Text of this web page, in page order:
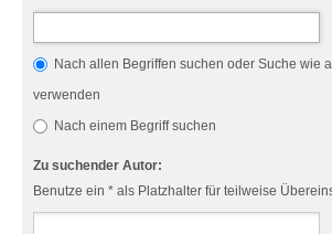
Nach allen Begriffen suchen oder Suche wie
verwenden
Nach einem Begriff suchen
Zu suchender Autor:
Benutze ein * als Platzhalter für teilweise